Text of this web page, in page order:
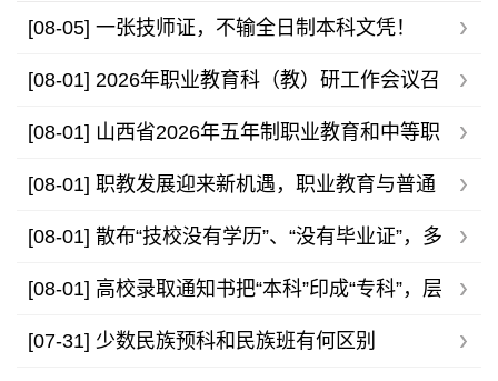
[08-05] 一张技师证，不输全日制本科文凭！
[08-01] 2026年职业教育科（教）研工作会议召
开，助力职教高质量发展
[08-01] 山西省2026年五年制职业教育和中等职
业学校录取最低控制分数线公告
[08-01] 职教发展迎来新机遇，职业教育与普通
高等教育不存在高下之分
[08-01] 散布“技校没有学历”、“没有毕业证”，多
家技工院校发布声明
[08-01] 高校录取通知书把“本科”印成“专科”，层
层审核为何还有疏漏？
[07-31] 少数民族预科和民族班有何区别